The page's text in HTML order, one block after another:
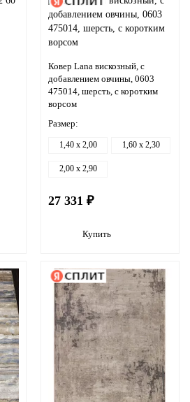
Ковер Lana вискозный, с
добавлением овчины, 0603
475014, шерсть, с коротким
ворсом
Размер:
1,40 x 2,00 1,60 x 2,30
2,00 x 2,90
27 331 ₽
Купить